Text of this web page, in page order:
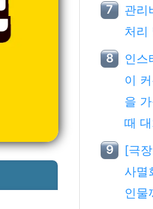
관리
처리
인스
이
을
때
[극
사멸
인물